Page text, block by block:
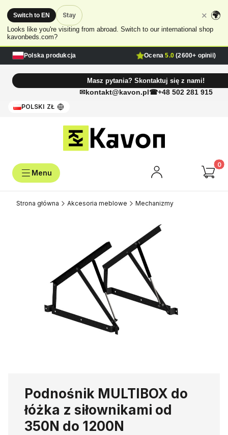
🌍
Looks like you're visiting from abroad. Switch to our international shop
kavonbeds.com?
Switch to EN Stay ✕
Polska produkcja Ocena5.0 (2600+ opinii)
Masz pytania? Skontaktuj się z nami!
kontakt@kavon.pl +48 502 281 915
POLSKI ZŁ
Strona główna Akcesoria meblowe Mechanizmy
Podnośnik MULTIBOX do
łóżka z siłownikami od
350N do 1200N